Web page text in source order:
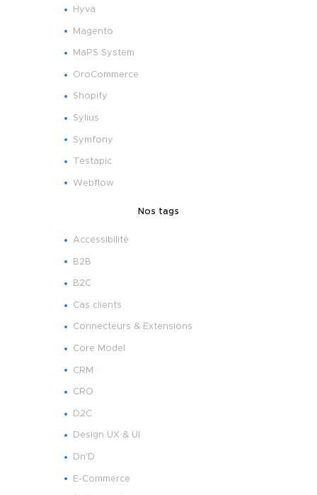
Hyvä
Magento
MaPS System
OroCommerce
Shopify
Sylius
Symfony
Testapic
Webflow
Nos tags
Accessibilité
B2B
B2C
Cas clients
Connecteurs & Extensions
Core Model
CRM
CRO
D2C
Design UX & UI
Dn'D
E-Commerce